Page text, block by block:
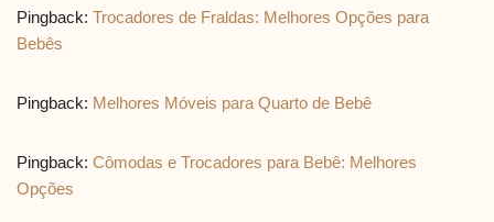
Pingback: Trocadores de Fraldas: Melhores Opções para
Bebês
Pingback: Melhores Móveis para Quarto de Bebê
Pingback: Cômodas e Trocadores para Bebê: Melhores
Opções